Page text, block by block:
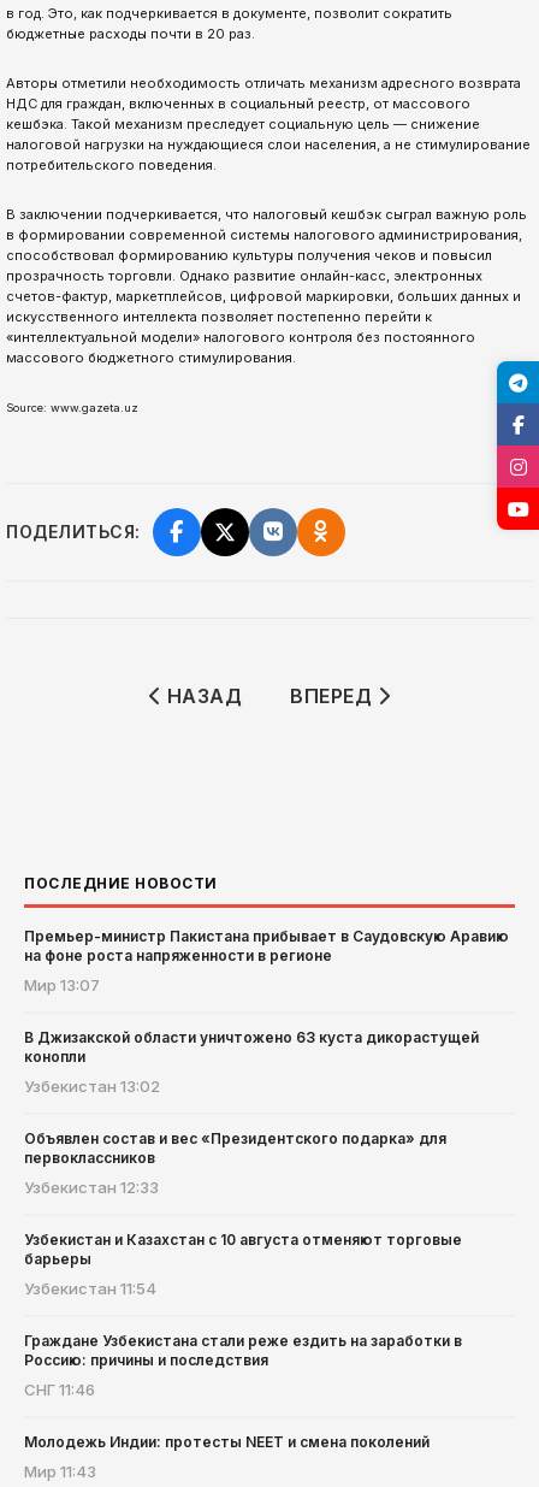
в год. Это, как подчеркивается в документе, позволит сократить
бюджетные расходы почти в 20 раз.
Авторы отметили необходимость отличать механизм адресного возврата
НДС для граждан, включенных в социальный реестр, от массового
кешбэка. Такой механизм преследует социальную цель — снижение
налоговой нагрузки на нуждающиеся слои населения, а не стимулирование
потребительского поведения.
В заключении подчеркивается, что налоговый кешбэк сыграл важную роль
в формировании современной системы налогового администрирования,
способствовал формированию культуры получения чеков и повысил
прозрачность торговли. Однако развитие онлайн-касс, электронных
счетов-фактур, маркетплейсов, цифровой маркировки, больших данных и
искусственного интеллекта позволяет постепенно перейти к
«интеллектуальной модели» налогового контроля без постоянного
массового бюджетного стимулирования.
Source: www.gazeta.uz
ПОДЕЛИТЬСЯ:
ПРЕДЫДУЩИЙ: В ШТАБ-КВАРТИРЕ
НАЗАД СЛЕДУЮЩИЙ:
ВПЕРЕД
ПОСЛЕДНИЕ НОВОСТИ
Премьер-министр Пакистана прибывает в Саудовскую Аравию
на фоне роста напряженности в регионе
Мир 13:07
В Джизакской области уничтожено 63 куста дикорастущей
конопли
Узбекистан 13:02
Объявлен состав и вес «Президентского подарка» для
первоклассников
Узбекистан 12:33
Узбекистан и Казахстан с 10 августа отменяют торговые
барьеры
Узбекистан 11:54
Граждане Узбекистана стали реже ездить на заработки в
Россию: причины и последствия
СНГ11:46
Молодежь Индии: протесты NEET и смена поколений
Мир 11:43